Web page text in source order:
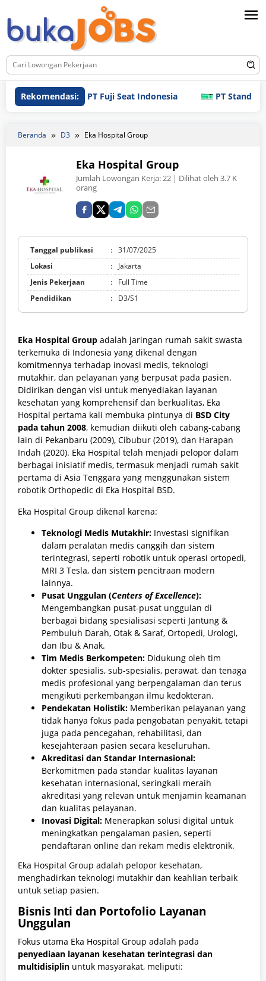
ke
konten
Rekomendasi:PT Fuji Seat Indonesia PT Standard
Beranda D3 Eka Hospital Group
Eka Hospital Group
Jumlah Lowongan Kerja:22 | Dilihat oleh 3.7 K
orang
Tanggal publikasi : 31/07/2025
Lokasi
:
Jakarta
Jenis Pekerjaan
:
Full Time
Pendidikan
: D3/S1
Eka Hospital Group adalah jaringan rumah sakit swasta
terkemuka di Indonesia yang dikenal dengan
komitmennya terhadap inovasi medis, teknologi
mutakhir, dan pelayanan yang berpusat pada pasien.
Didirikan dengan visi untuk menyediakan layanan
kesehatan yang komprehensif dan berkualitas, Eka
Hospital pertama kali membuka pintunya di BSD City
pada tahun 2008, kemudian diikuti oleh cabang-cabang
lain di Pekanbaru (2009), Cibubur (2019), dan Harapan
Indah (2020). Eka Hospital telah menjadi pelopor dalam
berbagai inisiatif medis, termasuk menjadi rumah sakit
pertama di Asia Tenggara yang menggunakan sistem
robotik Orthopedic di Eka Hospital BSD.
Eka Hospital Group dikenal karena:
Teknologi Medis Mutakhir: Investasi signifikan
dalam peralatan medis canggih dan sistem
terintegrasi, seperti robotik untuk operasi ortopedi,
MRI 3 Tesla, dan sistem pencitraan modern
lainnya.
Pusat Unggulan (Centers of Excellence):
Mengembangkan pusat-pusat unggulan di
berbagai bidang spesialisasi seperti Jantung &
Pembuluh Darah, Otak & Saraf, Ortopedi, Urologi,
dan Ibu & Anak.
Tim Medis Berkompeten: Didukung oleh tim
dokter spesialis, sub-spesialis, perawat, dan tenaga
medis profesional yang berpengalaman dan terus
mengikuti perkembangan ilmu kedokteran.
Pendekatan Holistik: Memberikan pelayanan yang
tidak hanya fokus pada pengobatan penyakit, tetapi
juga pada pencegahan, rehabilitasi, dan
kesejahteraan pasien secara keseluruhan.
Akreditasi dan Standar Internasional:
Berkomitmen pada standar kualitas layanan
kesehatan internasional, seringkali meraih
akreditasi yang relevan untuk menjamin keamanan
dan kualitas pelayanan.
Inovasi Digital: Menerapkan solusi digital untuk
meningkatkan pengalaman pasien, seperti
pendaftaran online dan rekam medis elektronik.
Eka Hospital Group adalah pelopor kesehatan,
menghadirkan teknologi mutakhir dan keahlian terbaik
untuk setiap pasien.
Bisnis Inti dan Portofolio Layanan
Unggulan
Fokus utama Eka Hospital Group adalah pada
penyediaan layanan kesehatan terintegrasi dan
multidisiplin untuk masyarakat, meliputi: